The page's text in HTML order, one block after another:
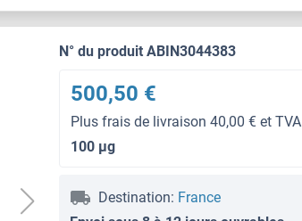
N° du produit ABIN3044383
500,50 €
Plus frais de livraison 40,00 € et TVA
100 μg
Destination: France